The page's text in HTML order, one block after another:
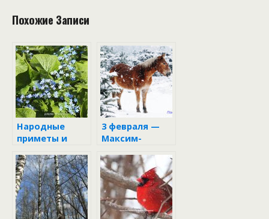
Похожие Записи
Народные
приметы и
3 февраля —
Максим-